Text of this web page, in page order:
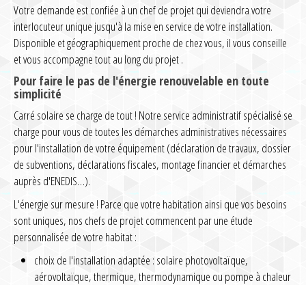
Votre demande est confiée à un chef de projet qui deviendra votre
interlocuteur unique jusqu'à la mise en service de votre installation.
Disponible et géographiquement proche de chez vous, il vous conseille
et vous accompagne tout au long du projet .
Pour faire le pas de l'énergie renouvelable en toute
simplicité
Carré solaire se charge de tout ! Notre service administratif spécialisé se
charge pour vous de toutes les démarches administratives nécessaires
pour l'installation de votre équipement (déclaration de travaux, dossier
de subventions, déclarations fiscales, montage financier et démarches
auprès d'ENEDIS…).
L'énergie sur mesure ! Parce que votre habitation ainsi que vos besoins
sont uniques, nos chefs de projet commencent par une étude
personnalisée de votre habitat :
choix de l'installation adaptée : solaire photovoltaïque,
aérovoltaïque, thermique, thermodynamique ou pompe à chaleur